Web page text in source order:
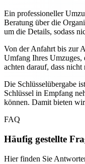
Ein professioneller
Beratung über die
um die Details, sodass
Von der Anfahrt bis zur
Umfang Ihres Umzuges,
achten darauf, dass
Die Schlüsselübergabe
Schlüssel in Empfang
können. Damit bieten
FAQ
Häufig gestellte
Hier finden Sie